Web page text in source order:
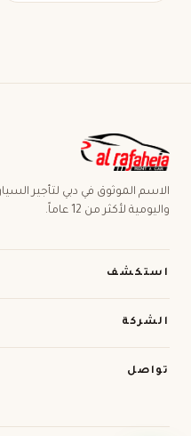
الاسم الموثوق في دبي لتأجير
واليومية لأكثر من 12 عاماً.
استكشف
الشركة
تواصل